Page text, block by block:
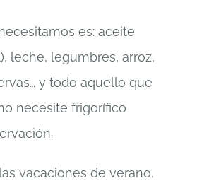
es: aceite
leche, legumbres, arroz,
y todo aquello que
necesite frigorífico
vacaciones de verano,